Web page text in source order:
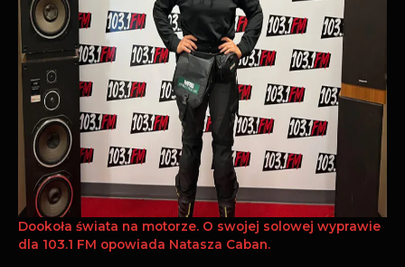
Dookoła świata na motorze. O swojej solowej wyprawie
dla 103.1 FM opowiada Natasza Caban.